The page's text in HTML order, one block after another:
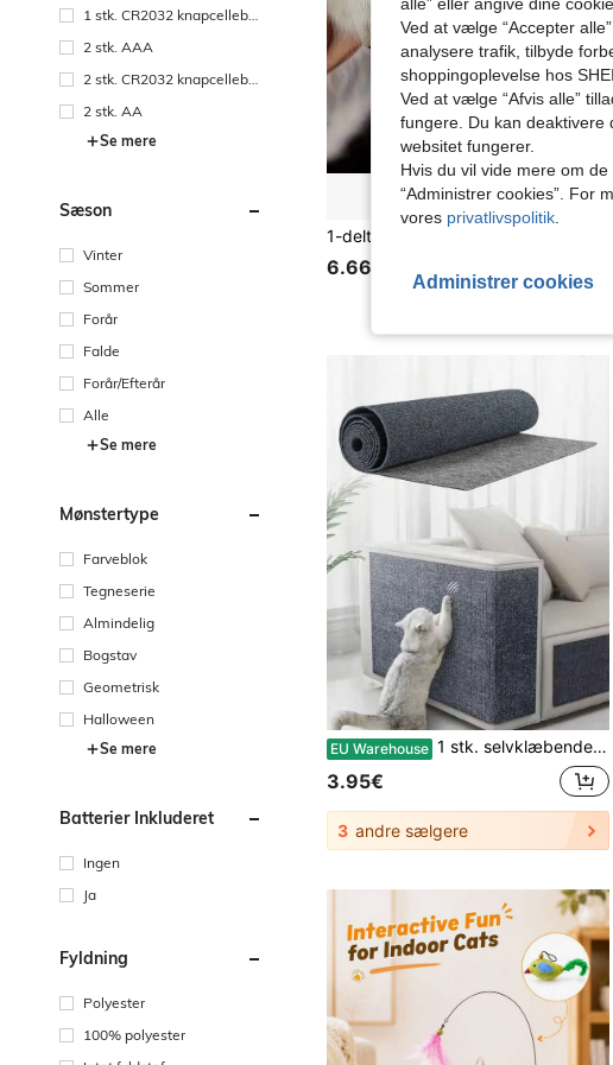
1 stk. CR2032 knapcellebat
2 stk. AAA
2 stk. CR2032 knapcellebat
2 stk. AA
Se mere
Sæson
Vinter
Sommer
Forår
Falde
Forår/Efterår
Alle
Se mere
Mønstertype
Farveblok
Tegneserie
Almindelig
Bogstav
Geometrisk
Halloween
Se mere
Batterier Inkluderet
Ingen
Ja
Fyldning
Polyester
100% polyester
6.66€
EU Warehouse 1 stk. selvklæbende kradsepude til katte, velegnet til vægge, tæpper, sofaer og møbler, beskytter kradsetræer til katte
3.95€
3 andre sælgere
Ved at vælge “Accepter
analysere trafik, tilbyde
shoppingoplevelse hos
Ved at vælge “Afvis alle”
fungere. Du kan deaktivere
websitet fungerer.
Hvis du vil vide mere om
“Administrer cookies”. For
vores privatlivspolitik
Administrer cookies